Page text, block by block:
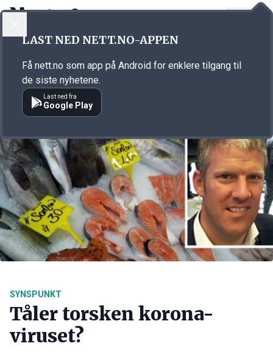
Annonsørinnhold
SYNSPUNKT
Tåler torsken korona-
viruset?
LAST NED NETT.NO-APPEN
Få nett.no som app på Android for enklere tilgang til
de siste nyhetene.
Last ned fra
Google Play